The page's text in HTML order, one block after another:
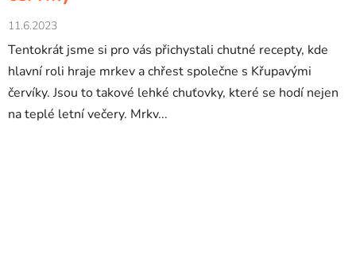
11.6.2023
Tentokrát jsme si pro vás přichystali chutné recepty, kde
hlavní roli hraje mrkev a chřest společne s Křupavými
červíky. Jsou to takové lehké chuťovky, které se hodí nejen
na teplé letní večery. Mrkv...